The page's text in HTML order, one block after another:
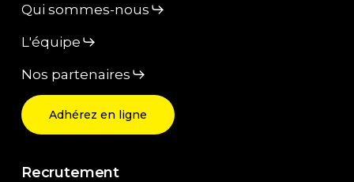
Qui sommes-nous
L'équipe
Nos partenaires
Adhérez en ligne
Recrutement